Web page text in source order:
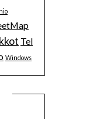
Tel
Windows